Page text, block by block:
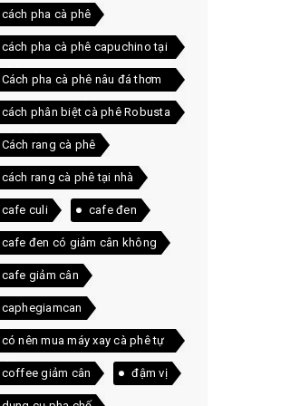
cách pha cà phê
cách pha cà phê capuchino tại
nhà
Cách pha cà phê nâu đá thơm
ngon ngay tại nhà
cách phân biệt cà phê Robusta
và Arabica
Cách rang cà phê
cách rang cà phê tại nhà
cafe culi cafe đen
cafe đen có giảm cân không
cafe giảm cân
caphegiamcan
có nên mua máy xay cà phê tự
động
coffee giảm cân đậm vị